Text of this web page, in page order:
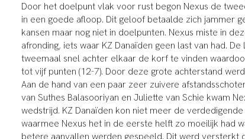
Door het doelpunt vlak voor rust begon Nexus de
in een goede afloop. Dit geloof betaalde zich jammer
kansen maar nog niet in doelpunten. Nexus miste in
afronding, iets waar KZ Danaïden geen last van had.
tweemaal snel achter elkaar de korf te vinden
tot vijf punten (12-7). Door deze grote achterstand
Aan de hand van een paar zeer zuivere
van Suthes Balasooriyan en Juliette van Schie kwam
wedstrijd. KZ Danaïden kon niet meer de
waarmee Nexus het in de eerste helft zo moeilijk had